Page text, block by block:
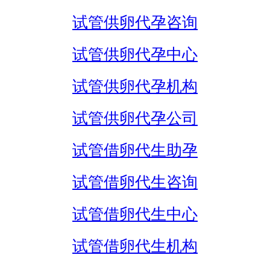
试管供卵代孕咨询
试管供卵代孕中心
试管供卵代孕机构
试管供卵代孕公司
试管借卵代生助孕
试管借卵代生咨询
试管借卵代生中心
试管借卵代生机构